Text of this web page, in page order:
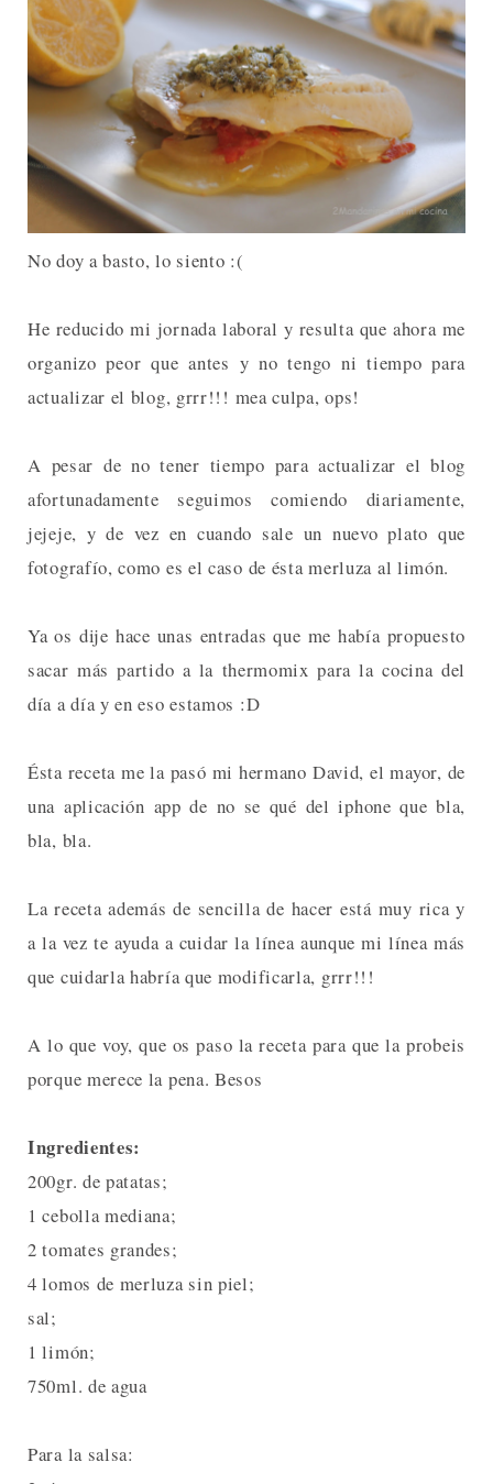
No doy a basto, lo siento :(
He reducido mi jornada laboral y resulta que ahora me
organizo peor que antes y no tengo ni tiempo para
actualizar el blog, grrr!!! mea culpa, ops!
A pesar de no tener tiempo para actualizar el blog
afortunadamente seguimos comiendo diariamente,
jejeje, y de vez en cuando sale un nuevo plato que
fotografío, como es el caso de ésta merluza al limón.
Ya os dije hace unas entradas que me había propuesto
sacar más partido a la thermomix para la cocina del
día a día y en eso estamos :D
Ésta receta me la pasó mi hermano David, el mayor, de
una aplicación app de no se qué del iphone que bla,
bla, bla.
La receta además de sencilla de hacer está muy rica y
a la vez te ayuda a cuidar la línea aunque mi línea más
que cuidarla habría que modificarla, grrr!!!
A lo que voy, que os paso la receta para que la probeis
porque merece la pena. Besos
Ingredientes:
200gr. de patatas;
1 cebolla mediana;
2 tomates grandes;
4 lomos de merluza sin piel;
sal;
1 limón;
750ml. de agua
Para la salsa: